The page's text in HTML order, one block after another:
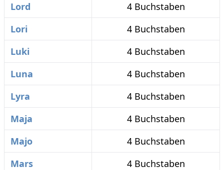
Lord
4 Buchstaben
Lori
4 Buchstaben
Luki
4 Buchstaben
Luna
4 Buchstaben
Lyra
4 Buchstaben
Maja
4 Buchstaben
Majo
4 Buchstaben
Mars
4 Buchstaben